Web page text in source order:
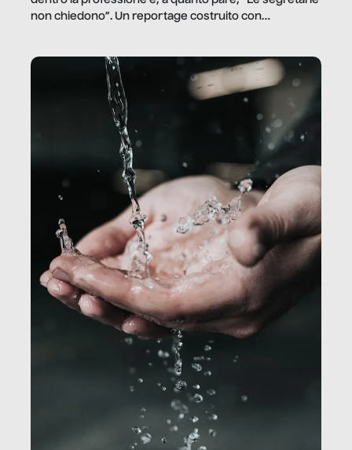
non chiedono”. Un reportage costruito con